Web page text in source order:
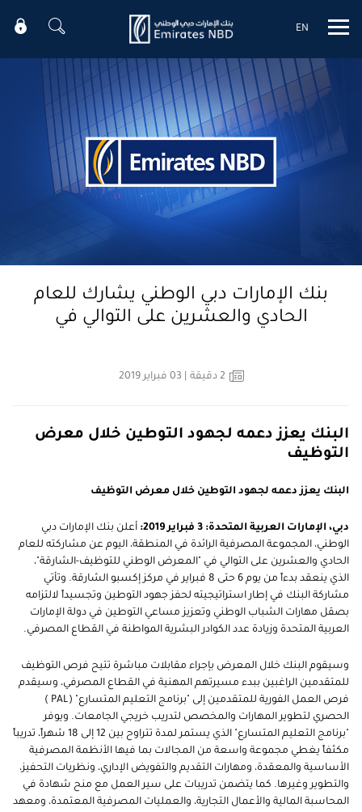
Mobile menu
EN
بنك الإمارات دبي الوطني يشارك للعام
الحادي والعشرين على التوالي في
2 دقيقة
البنك يعزز دعمه لجهود التوطين خلال معرض
التوظيف
البنك يعزز دعمه لجهود التوطين خلال معرض التوظيف
دبي، الإمارات العربية المتحدة: 3 فبراير 2019:
أعلن بنك الإمارات دبي
الوطني، المجموعة المصرفية الرائدة في المنطقة، اليوم عن مشاركته للعام
الحادي والعشرين على التوالي في "المعرض الوطني للتوظيف-الشارقة"،
الذي ينعقد بدءاً من يوم 6 حتى 8 فبراير في مركز إكسبو الشارقة. وتأتي
مشاركة البنك في إطار استراتيجيته لحفز جهود التوطين وتجسيداً لالتزامه
بصقل مهارات الشباب الوطني وتعزيز مساعي التوطين في دولة الإمارات
العربية المتحدة وزيادة عدد الكوادر البشرية المواطنة في القطاع المصرفي.
وسيقوم البنك خلال المعرض بإجراء مقابلات مباشرة تتيح فرص التوظيف
للمتقدمين الراغبين ببدء مسيرتهم المهنية في القطاع المصرفي، وسيقدم
فرص العمل الفورية للمتقدمين إلى "برنامج التعليم المتسارع" (PAL
)
الحصري لتطوير المهارات والمخصص لتدريب خريجي الجامعات. ويوفر
"برنامج التعليم المتسارع" الذي يستمر لمدة تتراوح بين 12 إلى 18 شهراً، تدريباً
مكثفاً يغطي مجموعة واسعة من المجالات بما فيها الأنظمة المصرفية
الأساسية والمعقدة، ومهارات التقديم والتفويض الإداري، ونظريات التحفيز،
والتطوير وغيرها. كما يتضمن تدريبات على سير العمل مع منح شهادة في
المحاسبة المالية والأعمال التجارية، والعمليات المصرفية المعتمدة، ومعهد